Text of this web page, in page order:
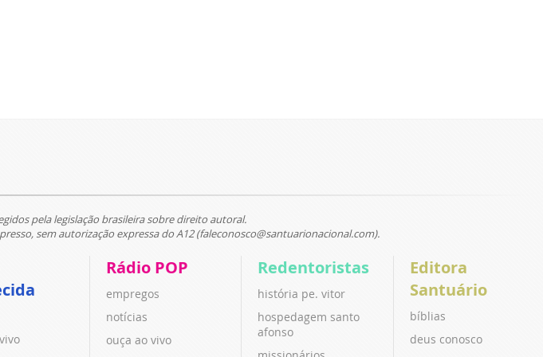
pela legislação brasileira sobre direito autoral.
sem autorização expressa do A12 (faleconosco@santuarionacional.com).
Rádio POP
empregos
notícias
ouça ao vivo
Redentoristas
história pe. vitor
hospedagem santo
afonso
Editora
Santuário
bíblias
deus conosco